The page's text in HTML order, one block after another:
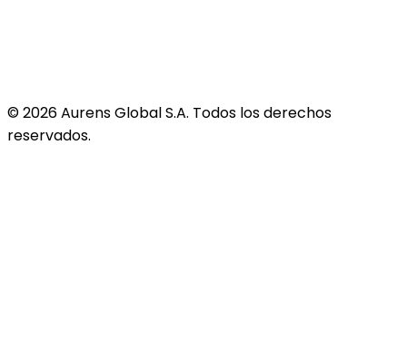
©2026Aurens Global S.A. Todos los derechos
reservados.